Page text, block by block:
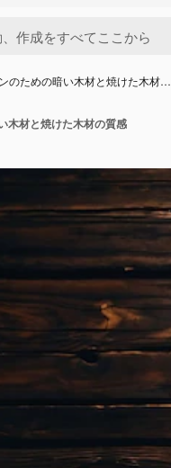
のための暗い木材と焼けた木材…
木材と焼けた木材の質感